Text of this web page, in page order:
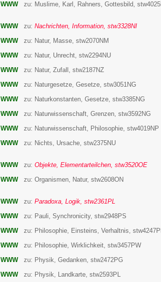
WWWzu: Muslime, Karl, Rahners, Gottesbild,
WWWzu: Nachrichten, Information, stw3328NI
WWWzu: Natur, Masse, stw2070NM
WWWzu: Natur, Unrecht, stw2294NU
WWWzu: Natur, Zufall, stw2187NZ
WWWzu: Naturgesetze, Gesetze, stw3051NG
WWWzu: Naturkonstanten, Gesetze, stw3385NG
WWWzu: Naturwissenschaft, Grenzen, stw3592NG
WWWzu: Naturwissenschaft, Philosophie, stw4019NP
WWWzu: Nichts, Ursache, stw2375NU
WWWzu: Objekte, Elementarteilchen, stw3520OE
WWWzu: Organismen, Natur, stw2608ON
WWWzu: Paradoxa, Logik, stw2361PL
WWWzu: Pauli, Synchronicity, stw2948PS
WWWzu: Philosophie, Einsteins, Verhaltnis,
WWWzu: Philosophie, Wirklichkeit, stw3457PW
WWWzu: Physik, Gedanken, stw2472PG
WWWzu: Physik, Landkarte, stw2593PL